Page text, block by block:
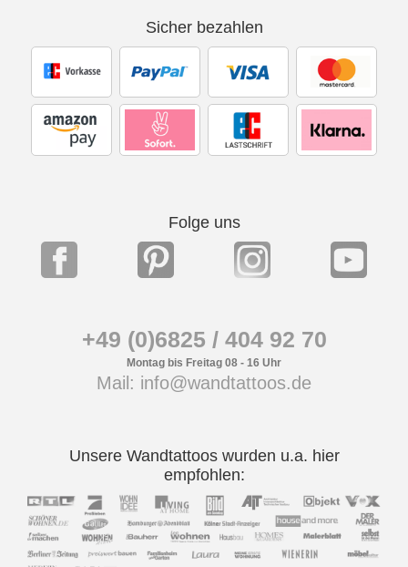
Sicher bezahlen
Folge uns
+49 (0)6825 / 404 92 70
Montag bis Freitag 08 - 16 Uhr
Mail: info@wandtattoos.de
Unsere Wandtattoos wurden u.a. hier
empfohlen: